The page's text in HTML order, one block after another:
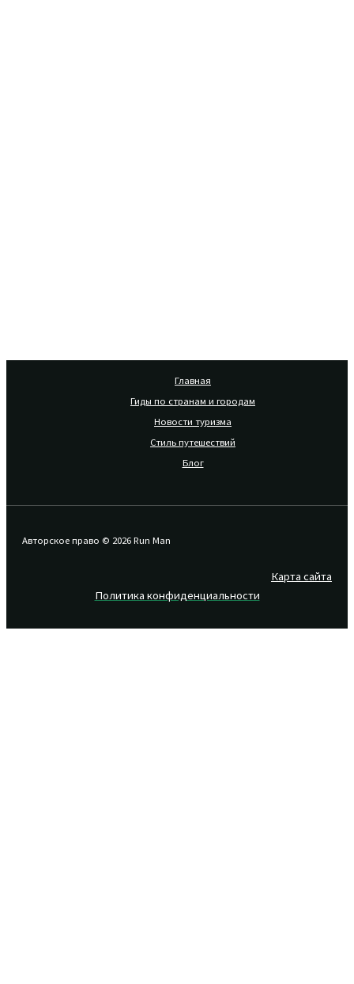
Главная
Гиды по странам и городам
Новости туризма
Стиль путешествий
Блог
Авторское право © 2026 Run Man
Карта сайта
Политика конфиденциальности